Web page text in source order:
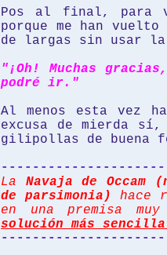
Pos al final, para
porque me han
de largas sin usar
"¡Oh! Muchas
podré ir."
Al menos esta vez
excusa de mierda sí,
gilipollas de buena
La Navaja de Occam
de parsimonia)
hace
en una premisa
solución más